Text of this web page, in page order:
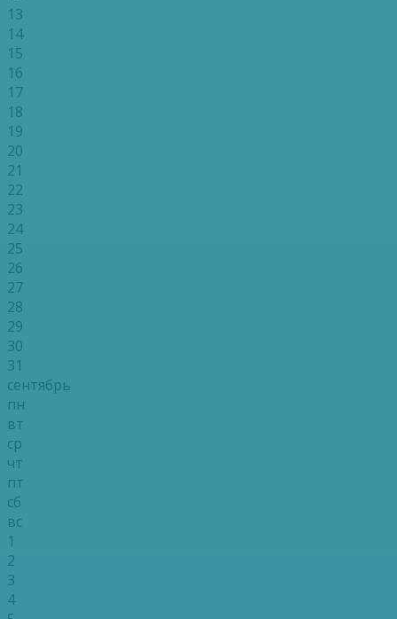
13
14
15
16
17
18
19
20
21
22
23
24
25
26
27
28
29
30
31
сентябрь
пн
вт
ср
чт
пт
сб
вс
1
2
3
4